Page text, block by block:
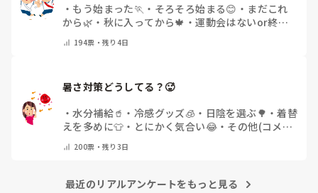
・ もう始まった🏃 ・ そろそろ始まる😊 ・ まだこれ
から🌿 ・ 秋に入ってから🍁 ・運動会はないor終わ
った✨
その他(コメントで教えてください)
194票・残り4日
暑さ対策どうしてる？🥵
・水分補給🥤 ・ 冷感グッズ🧊 ・ 日陰を選ぶ🌳 ・着替
えを多めに👕 ・ とにかく気合い😂・ その他(コメン
トで教えてください)
200票・残り3日
最近のリアルアンケートをもっと見る